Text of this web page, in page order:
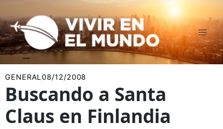
al
contenido
GENERAL08/12/2008
Buscando a Santa
Claus en Finlandia